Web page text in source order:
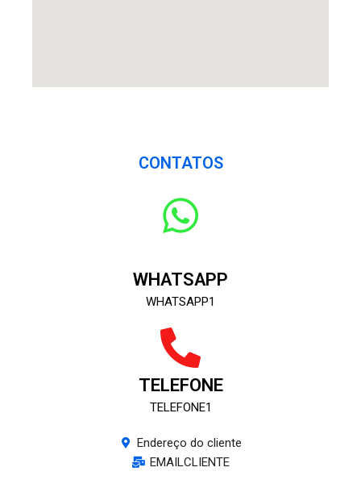
CONTATOS
WHATSAPP
WHATSAPP1
TELEFONE
TELEFONE1
Endereço do cliente
EMAILCLIENTE